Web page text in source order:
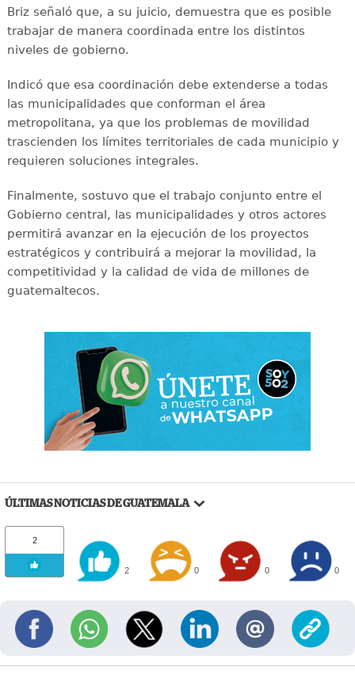
Briz señaló que, a su juicio, demuestra que es posible
trabajar de manera coordinada entre los distintos
niveles de gobierno.
Indicó que esa coordinación debe extenderse a todas
las municipalidades que conforman el área
metropolitana, ya que los problemas de movilidad
trascienden los límites territoriales de cada municipio y
requieren soluciones integrales.
Finalmente, sostuvo que el trabajo conjunto entre el
Gobierno central, las municipalidades y otros actores
permitirá avanzar en la ejecución de los proyectos
estratégicos y contribuirá a mejorar la movilidad, la
competitividad y la calidad de vida de millones de
guatemaltecos.
ÚLTIMAS NOTICIAS DE GUATEMALA
2
2 0 0 0